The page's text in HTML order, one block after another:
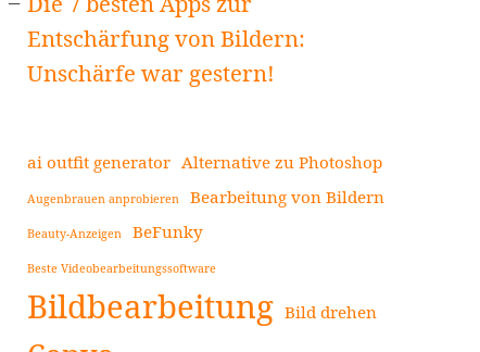
Entschärfung von Bildern:
Unschärfe war gestern!
ai outfit generator Alternative zu Photoshop
Augenbrauen anprobieren Bearbeitung von Bildern
Beauty-Anzeigen BeFunky
Beste Videobearbeitungssoftware
Bildbearbeitung Bild drehen